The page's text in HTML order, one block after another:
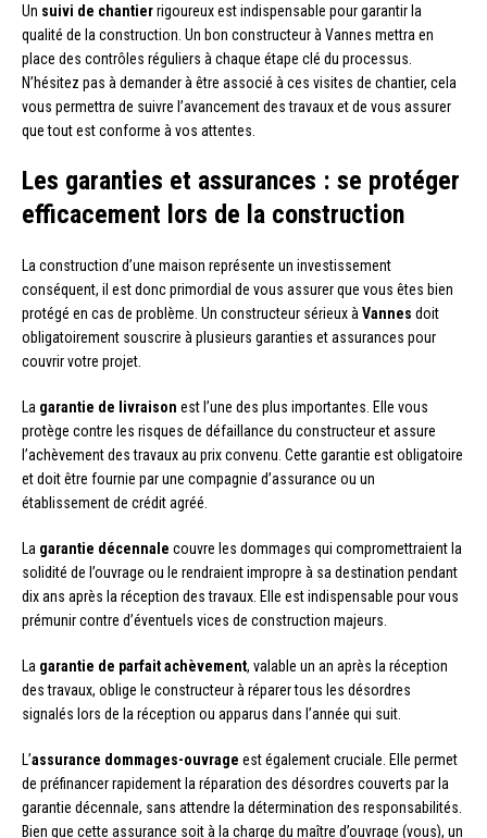
Un suivi de chantierrigoureux est indispensable pour garantir la
qualité de la construction. Un bon constructeur à Vannes mettra en
place des contrôles réguliers à chaque étape clé du processus.
N’hésitez pas à demander à être associé à ces visites de chantier, cela
vous permettra de suivre l’avancement des travaux et de vous assurer
que tout est conforme à vos attentes.
Les garanties et assurances : se protéger
efficacement lors de la construction
La construction d’une maison représente un investissement
conséquent, il est donc primordial de vous assurer que vous êtes bien
protégé en cas de problème. Un constructeur sérieux à Vannes doit
obligatoirement souscrire à plusieurs garanties et assurances pour
couvrir votre projet.
La garantie de livraison est l’une des plus importantes. Elle vous
protège contre les risques de défaillance du constructeur et assure
l’achèvement des travaux au prix convenu. Cette garantie est obligatoire
et doit être fournie par une compagnie d’assurance ou un
établissement de crédit agréé.
La garantie décennale couvre les dommages qui compromettraient la
solidité de l’ouvrage ou le rendraient impropre à sa destination pendant
dix ans après la réception des travaux. Elle est indispensable pour vous
prémunir contre d’éventuels vices de construction majeurs.
La garantie de parfait achèvement, valable un an après la réception
des travaux, oblige le constructeur à réparer tous les désordres
signalés lors de la réception ou apparus dans l’année qui suit.
L’assurance dommages-ouvrage est également cruciale. Elle permet
de préfinancer rapidement la réparation des désordres couverts par la
garantie décennale, sans attendre la détermination des responsabilités.
Bien que cette assurance soit à la charge du maître d’ouvrage (vous), un